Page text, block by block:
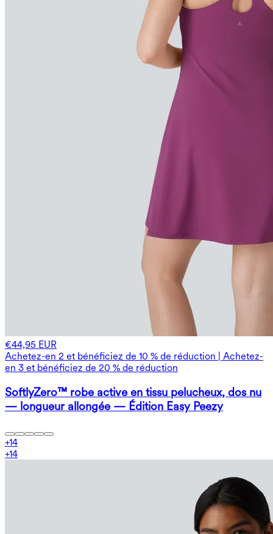
€44,95 EUR
Achetez-en 2 et bénéficiez de 10 % de réduction | Achetez-
en 3 et bénéficiez de 20 % de réduction
SoftlyZero™ robe active en tissu pelucheux, dos nu
— longueur allongée — Édition Easy Peezy
+14
+14